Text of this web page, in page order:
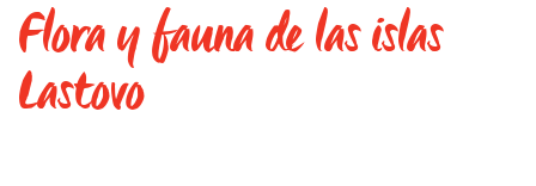
Flora y fauna de las islas
Lastovo